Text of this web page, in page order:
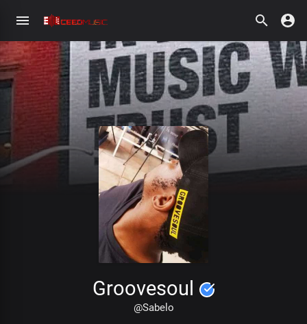
Groovesoul
@Sabelo